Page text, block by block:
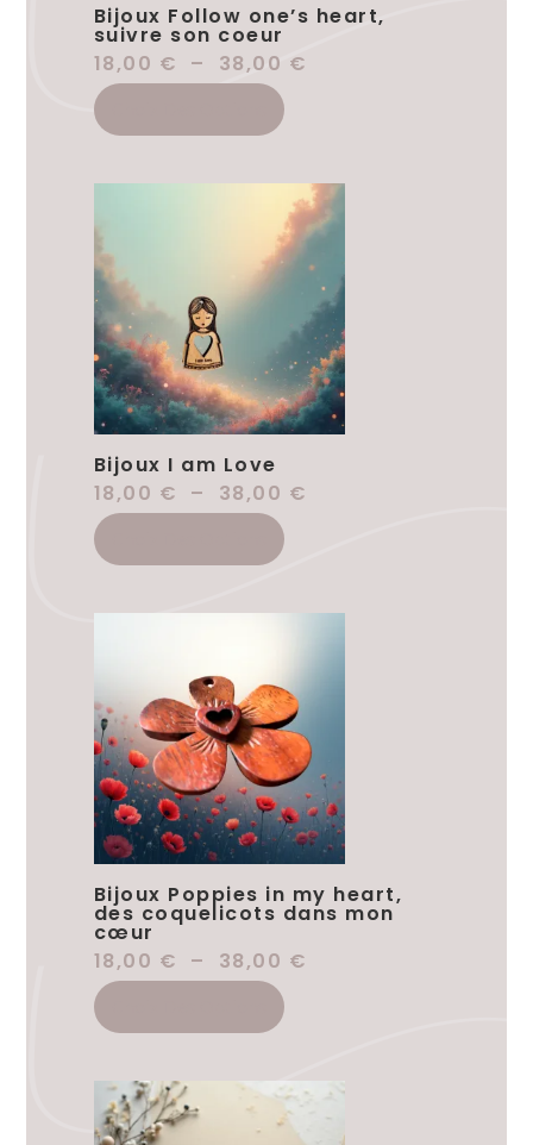
Bijoux Follow one’s heart,
suivre son coeur
18,00 € – 38,00 €
Bijoux I am Love
18,00 € – 38,00 €
Bijoux Poppies in my heart,
des coquelicots dans mon
cœur
18,00 € – 38,00 €